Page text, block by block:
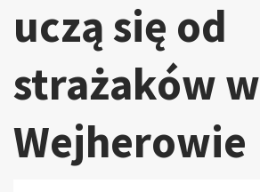
uczą się od
strażaków w
Wejherowie